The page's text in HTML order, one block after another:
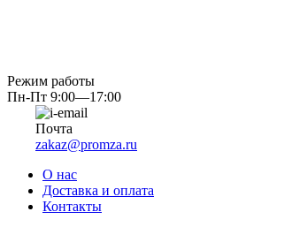
Режим работы
Пн-Пт 9:00—17:00
Почта
zakaz@promza.ru
О нас
Доставка и оплата
Контакты